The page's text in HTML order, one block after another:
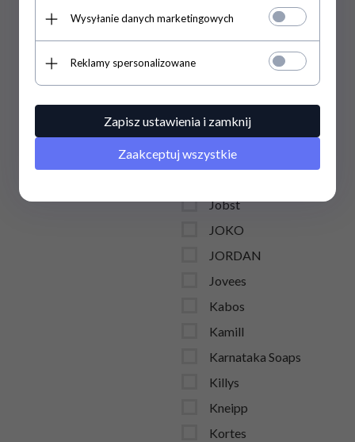
Inter-Vion
Jan Niezbędny
Jarrow Formulas
Jean & Len
Jean & Len
Jobst
JOKO
JORDAN
Jovees
Kabos
Kamill
Karnataka Soaps
Killys
Kneipp
Kortes
Wysyłanie danych marketingowych
Reklamy spersonalizowane
Zapisz ustawienia i zamknij
Zaakceptuj wszystkie